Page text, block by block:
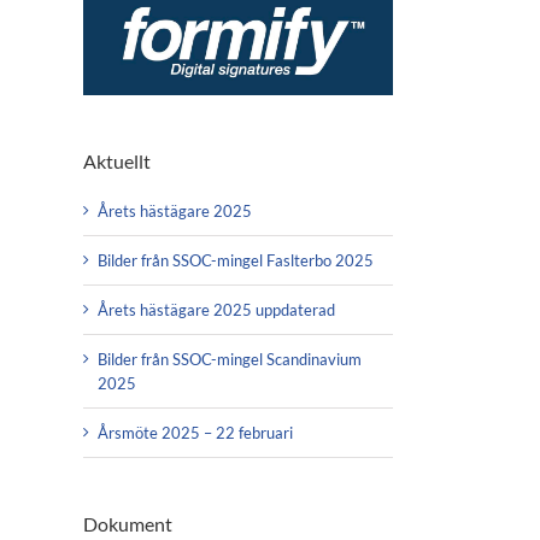
Aktuellt
Årets hästägare 2025
Bilder från SSOC-mingel Faslterbo 2025
Årets hästägare 2025 uppdaterad
Bilder från SSOC-mingel Scandinavium
2025
Årsmöte 2025 – 22 februari
Dokument